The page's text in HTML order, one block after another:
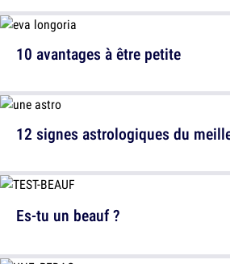
10 avantages à être petite
12 signes astrologiques du
Es-tu un beauf ?